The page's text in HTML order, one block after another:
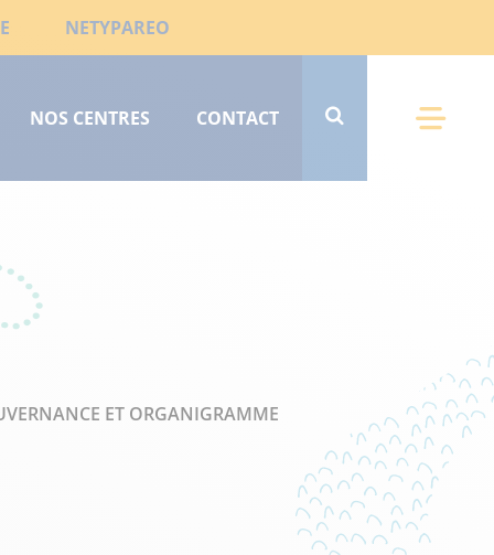
NETYPAREO
NOS CENTRES CONTACT
Menu
ET ORGANIGRAMME